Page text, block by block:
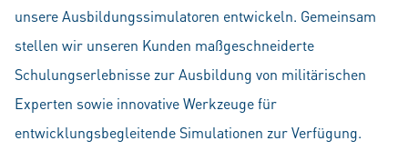
unsere Ausbildungssimulatoren entwickeln. Gemeinsam
stellen wir unseren Kunden maßgeschneiderte
Schulungserlebnisse zur Ausbildung von militärischen
Experten sowie innovative Werkzeuge für
entwicklungsbegleitende Simulationen zur Verfügung.